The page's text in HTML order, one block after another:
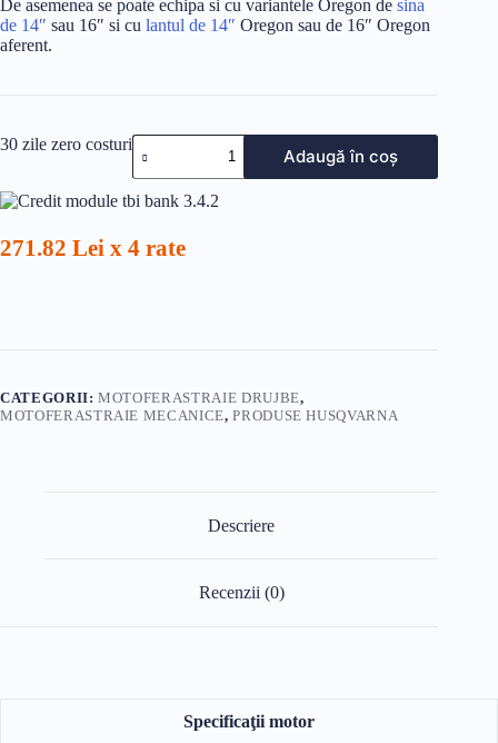
De asemenea se poate echipa si cu variantele Oregon de sina
de 14″ sau 16″ si cu lantul de 14″ Oregon sau de 16″ Oregon
aferent.
Cantitate
MOTOFERASTRAU
HUSQVARNA
120
II
Adaugă în coș
30 zile zero costuri
271.82 Lei x 4 rate
CATEGORII:MOTOFERASTRAIE DRUJBE,
MOTOFERASTRAIE MECANICE,PRODUSE HUSQVARNA
Descriere
Recenzii (0)
Specificaţii motor